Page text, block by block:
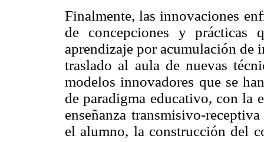
Finalmente, las innovaciones
de concepciones y
aprendizaje por acumulación
traslado al aula de nuevas
modelos innovadores que se
de paradigma educativo, con la
enseñanza transmisivo-
el alumno, la construcción del